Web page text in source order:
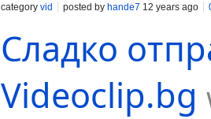
category vid posted by hande7 12 years ago
Сладко
Videoclip.bg